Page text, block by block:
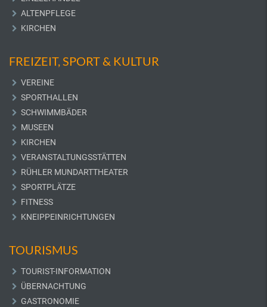
ALTENPFLEGE
KIRCHEN
FREIZEIT, SPORT & KULTUR
VEREINE
SPORTHALLEN
SCHWIMMBÄDER
MUSEEN
KIRCHEN
VERANSTALTUNGSSTÄTTEN
RÜHLER MUNDARTTHEATER
SPORTPLÄTZE
FITNESS
KNEIPPEINRICHTUNGEN
TOURISMUS
TOURIST-INFORMATION
ÜBERNACHTUNG
GASTRONOMIE